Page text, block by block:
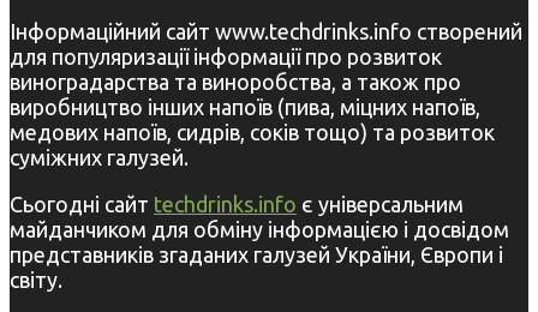
Інформаційний сайт www.techdrinks.info створений
для популяризації інформації про розвиток
виноградарства та виноробства, а також про
виробництво інших напоїв (пива, міцних напоїв,
медових напоїв, сидрів, соків тощо) та розвиток
суміжних галузей.
Сьогодні сайт techdrinks.info є універсальним
майданчиком для обміну інформацією і досвідом
представників згаданих галузей України, Європи і
світу.